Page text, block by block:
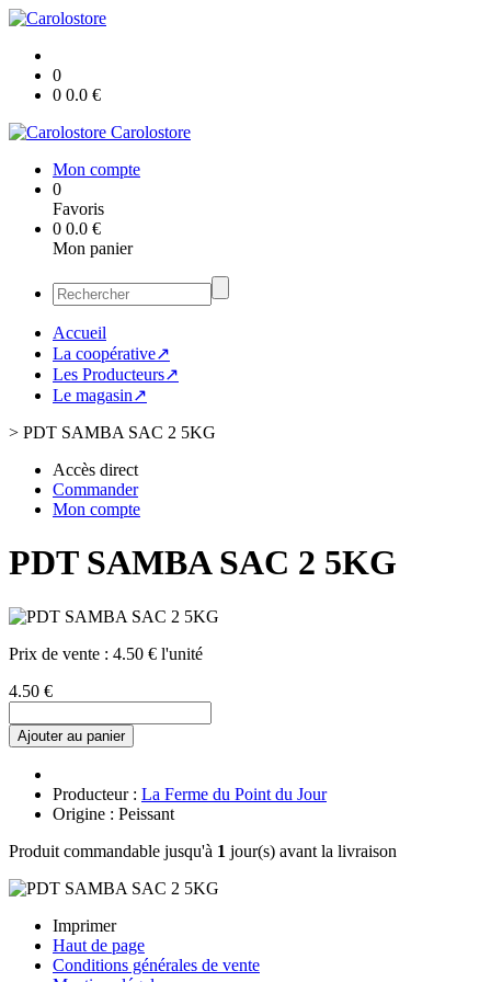
0
0 0.0 €
Carolostore
Mon compte
0
Favoris
0 0.0 €
Mon panier
Accueil
La coopérative↗
Les Producteurs↗
Le magasin↗
> PDT SAMBA SAC 2 5KG
Accès direct
Commander
Mon compte
PDT SAMBA SAC 2 5KG
Prix de vente : 4.50 € l'unité
4.50 €
Ajouter au panier
Producteur : La Ferme du Point du Jour
Origine : Peissant
Produit commandable jusqu'à 1 jour(s) avant la livraison
Imprimer
Haut de page
Conditions générales de vente